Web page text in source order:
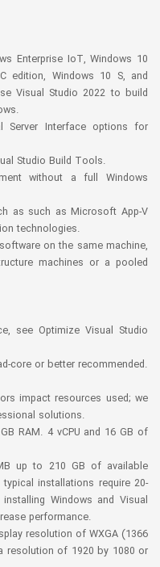
Enterprise IoT, Windows 10
edition, Windows 10 S, and
Visual Studio 2022 to build
Server Interface options for
Studio Build Tools.
without a full Windows
as such as Microsoft App-V
technologies.
on the same machine,
machines or a pooled
see Optimize Visual Studio
core or better recommended.
impact resources used; we
solutions.
RAM. 4 vCPU and 16 GB of
up to 210 GB of available
installations require 20-
Windows and Visual
performance.
resolution of WXGA (1366
resolution of 1920 by 1080 or